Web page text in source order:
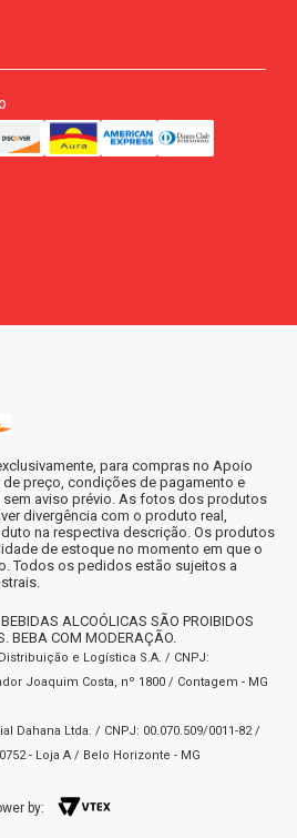
para compras no Apoio
preço, condições de pagamento e
aviso prévio. As fotos dos produtos
divergência com o produto real,
na respectiva descrição. Os produtos
de estoque no momento em que o
Todos os pedidos estão sujeitos a
ALCOÓLICAS SÃO PROIBIDOS
BEBA COM MODERAÇÃO.
e Logística S.A. / CNPJ:
Joaquim Costa, nº 1800 / Contagem - MG
Dahana Ltda. / CNPJ: 00.070.509/0011-82 /
- Loja A / Belo Horizonte - MG
by: